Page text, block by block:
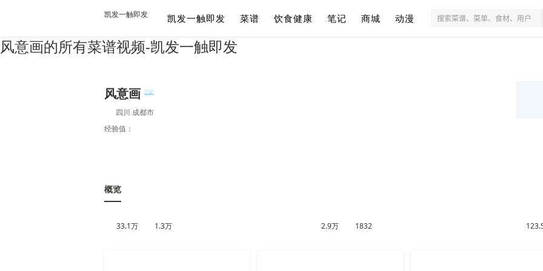
风意画的所有菜谱视频-凯发一触即发
凯发一触即发 凯发一触即发 菜谱 饮食健康 笔记 商城 动漫
风意画
四川 成都市
经验值：
概览
33.1万 1.3万 2.9万 1832